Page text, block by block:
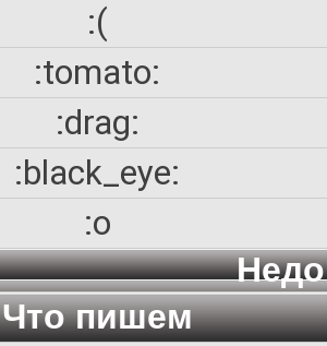
:(
:tomato:
:drag:
:black_eye:
:o
Что пишем